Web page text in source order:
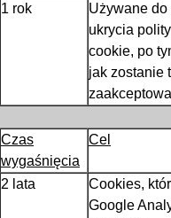
1 rok
Używane do
ukrycia
cookie, po
jak zostanie
Czas
wygaśnięcia
Cel
2 lata
Cookies,
Google